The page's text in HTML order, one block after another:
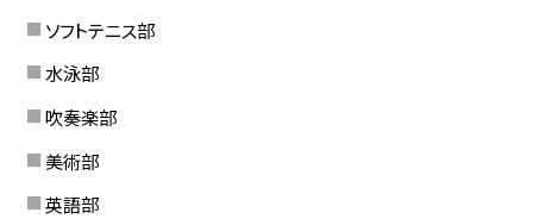
ソフトテニス部
水泳部
吹奏楽部
美術部
英語部